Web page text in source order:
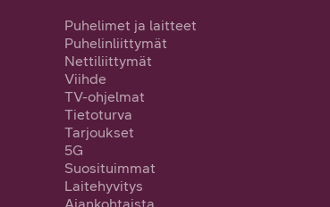
Puhelimet ja laitteet
Puhelinliittymät
Nettiliittymät
Viihde
TV-ohjelmat
Tietoturva
Tarjoukset
5G
Suosituimmat
Laitehyvitys